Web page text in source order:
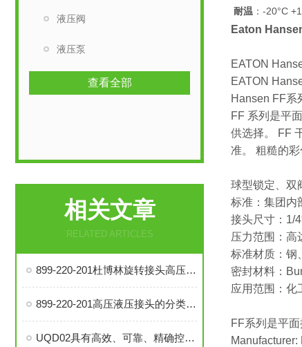
液压阀
液压泵
查看全部
相关文章
RELATED ARTICLES
899-220-201杜博林旋转接头高压液压接头的安装、调试与维护技巧
899-220-201高压液压接头的分类和注意事项
UQD02具有高效、可靠、精确控制温度等优势
耐温 ：-20°C
Eaton
EATON
EATON
Hansen FF系
FF 系列是平
供选择。 FF
准。 粗糙的彩
球型锁定、双
标准：集团内
接头尺寸：1/
压力范围：高
标准材质：钢
密封材料：
应用范围：化
FF系列是平